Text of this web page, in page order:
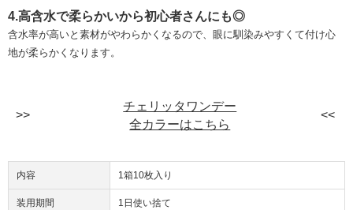
4.高含水で柔らかいから初心者さんにも◎
含水率が高いと素材がやわらかくなるので、眼に馴染みやすくて付け心
地が柔らかくなります。
チェリッタワンデー
全カラーはこちら
内容 1箱10枚入り
装用期間 1日使い捨て